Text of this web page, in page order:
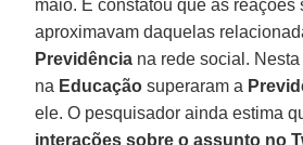
maio. E constatou que as reações
aproximavam daquelas
Previdência na rede social.
na Educação superaram a
ele. O pesquisador ainda estima
interações sobre o assunto no